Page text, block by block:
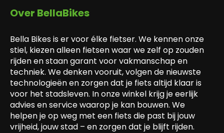
Over BellaBikes
Bella Bikes is er voor élke fietser. We kennen onze
stiel, kiezen alleen fietsen waar we zelf op zouden
rijden en staan garant voor vakmanschap en
techniek. We denken vooruit, volgen de nieuwste
technologieën en zorgen dat je fiets altijd klaar is
voor het stadsleven. In onze winkel krijg je eerlijk
advies en service waarop je kan bouwen. We
helpen je op weg met een fiets die past bij jouw
vrijheid, jouw stad – en zorgen dat je blijft rijden.